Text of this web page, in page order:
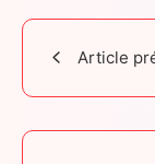
Article